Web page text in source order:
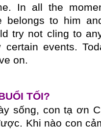
In all the
belongs to him
try not cling to
certain events.
on.
TỐI?
sống, con tạ ơn
Khi nào con